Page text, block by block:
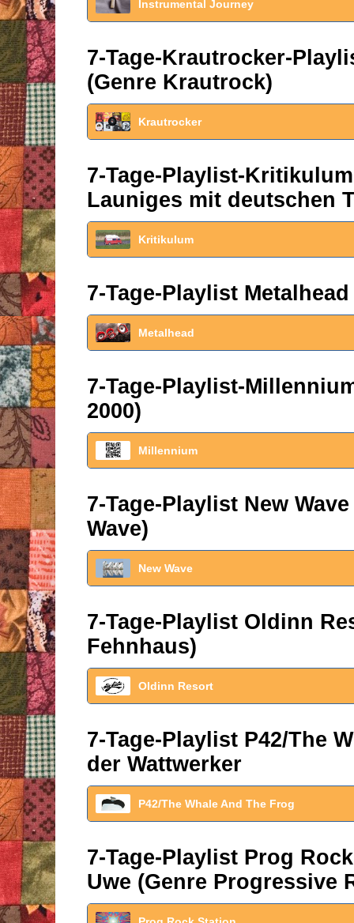
Instrumental Journey
7-Tage-Krautrocker-
(Genre Krautrock)
Krautrocker
7-Tage-Playlist-
Launiges mit deutschen
Kritikulum
7-Tage-Playlist
Metalhead
7-Tage-Playlist-
2000)
Millennium
7-Tage-Playlist New
Wave)
New Wave
7-Tage-Playlist Oldinn
Fehnhaus)
Oldinn Resort
7-Tage-Playlist P42/The
der Wattwerker
P42/The Whale And The Frog
7-Tage-Playlist Prog
Uwe (Genre Progressive